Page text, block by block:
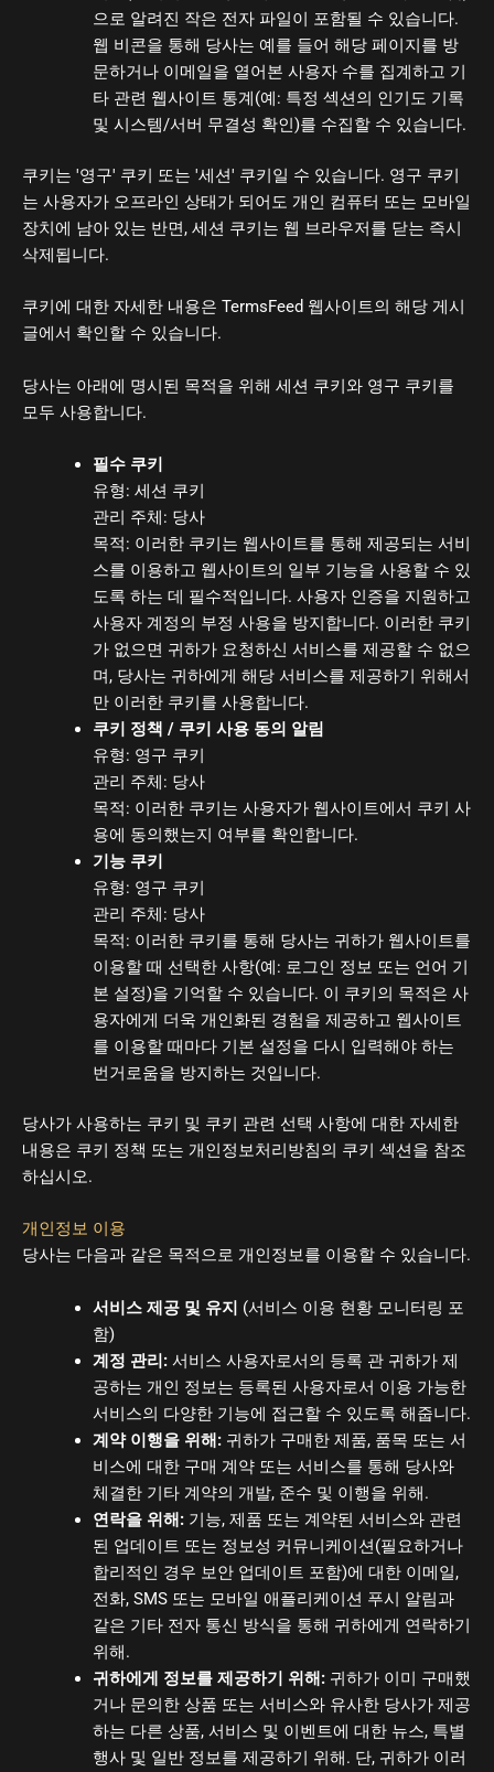
으로 알려진 작은 전자 파일이 포함될 수 있습니다.
웹 비콘을 통해 당사는 예를 들어 해당 페이지를 방
문하거나 이메일을 열어본 사용자 수를 집계하고 기
타 관련 웹사이트 통계(예: 특정 섹션의 인기도 기록
및 시스템/서버 무결성 확인)를 수집할 수 있습니다.
쿠키는 '영구' 쿠키 또는 '세션' 쿠키일 수 있습니다. 영구 쿠키
는 사용자가 오프라인 상태가 되어도 개인 컴퓨터 또는 모바일
장치에 남아 있는 반면, 세션 쿠키는 웹 브라우저를 닫는 즉시
삭제됩니다.
쿠키에 대한 자세한 내용은 TermsFeed 웹사이트의 해당 게시
글에서 확인할 수 있습니다.
당사는 아래에 명시된 목적을 위해 세션 쿠키와 영구 쿠키를
모두 사용합니다.
필수 쿠키
유형: 세션 쿠키
관리 주체: 당사
목적: 이러한 쿠키는 웹사이트를 통해 제공되는 서비
스를 이용하고 웹사이트의 일부 기능을 사용할 수 있
도록 하는 데 필수적입니다. 사용자 인증을 지원하고
사용자 계정의 부정 사용을 방지합니다. 이러한 쿠키
가 없으면 귀하가 요청하신 서비스를 제공할 수 없으
며, 당사는 귀하에게 해당 서비스를 제공하기 위해서
만 이러한 쿠키를 사용합니다.
쿠키 정책 / 쿠키 사용 동의 알림
유형: 영구 쿠키
관리 주체: 당사
목적: 이러한 쿠키는 사용자가 웹사이트에서 쿠키 사
용에 동의했는지 여부를 확인합니다.
기능 쿠키
유형: 영구 쿠키
관리 주체: 당사
목적: 이러한 쿠키를 통해 당사는 귀하가 웹사이트를
이용할 때 선택한 사항(예: 로그인 정보 또는 언어 기
본 설정)을 기억할 수 있습니다. 이 쿠키의 목적은 사
용자에게 더욱 개인화된 경험을 제공하고 웹사이트
를 이용할 때마다 기본 설정을 다시 입력해야 하는
번거로움을 방지하는 것입니다.
당사가 사용하는 쿠키 및 쿠키 관련 선택 사항에 대한 자세한
내용은 쿠키 정책 또는 개인정보처리방침의 쿠키 섹션을 참조
하십시오.
개인정보 이용
당사는 다음과 같은 목적으로 개인정보를 이용할 수 있습니다.
서비스 제공 및 유지 (서비스 이용 현황 모니터링 포
함)
계정 관리:서비스 사용자로서의 등록 관 귀하가 제
공하는 개인 정보는 등록된 사용자로서 이용 가능한
서비스의 다양한 기능에 접근할 수 있도록 해줍니다.
계약 이행을 위해:귀하가 구매한 제품, 품목 또는 서
비스에 대한 구매 계약 또는 서비스를 통해 당사와
체결한 기타 계약의 개발, 준수 및 이행을 위해.
연락을 위해:기능, 제품 또는 계약된 서비스와 관련
된 업데이트 또는 정보성 커뮤니케이션(필요하거나
합리적인 경우 보안 업데이트 포함)에 대한 이메일,
전화, SMS 또는 모바일 애플리케이션 푸시 알림과
같은 기타 전자 통신 방식을 통해 귀하에게 연락하기
위해.
귀하에게 정보를 제공하기 위해:귀하가 이미 구매했
거나 문의한 상품 또는 서비스와 유사한 당사가 제공
하는 다른 상품, 서비스 및 이벤트에 대한 뉴스, 특별
행사 및 일반 정보를 제공하기 위해. 단, 귀하가 이러